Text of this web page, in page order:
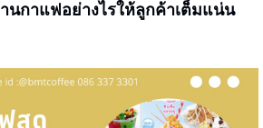
นกาแฟอย่างไรให้ลูกค้าเต็มแน่น